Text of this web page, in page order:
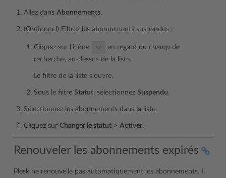
Allez dans Abonnements.
(Optionnel) Filtrez les abonnements suspendus :
Cliquez sur l’icône
en regard du champ de
recherche, au-dessus de la liste.
Le filtre de la liste s’ouvre.
Sous le filtre Statut, sélectionnez Suspendu.
Sélectionnez les abonnements dans la liste.
Cliquez sur Changer le statut > Activer.
Renouveler les abonnements expirés
Plesk ne renouvelle pas automatiquement les abonnements. Il